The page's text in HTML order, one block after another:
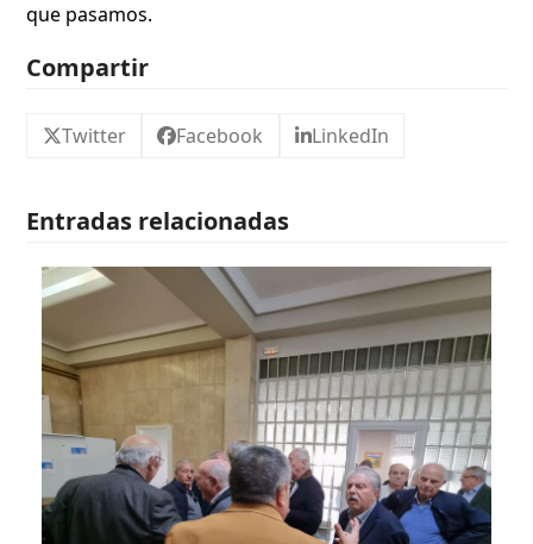
que pasamos.
Compartir
Twitter Facebook LinkedIn
Entradas relacionadas